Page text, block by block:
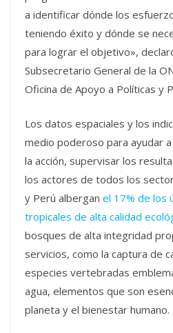
a identificar dónde los
teniendo éxito y dónde se
para lograr el objetivo»,
Subsecretario General de la
Oficina de Apoyo a Políticas y
Los datos espaciales y los
medio poderoso para ayudar
la acción, supervisar los
los actores de todos los
y Perú albergan el 17% de los
tropicales de alta calidad
bosques de alta integridad
servicios, como la captura de
especies vertebradas
agua, elementos que son
planeta y el bienestar humano.